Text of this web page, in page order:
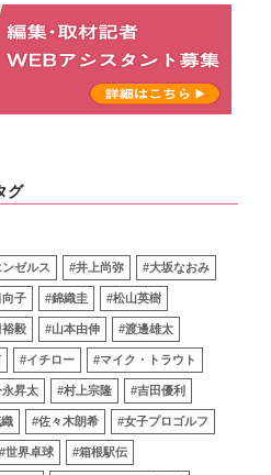
グ
ゼルス #井上尚弥 #大坂なおみ
向子 #錦織圭 #松山英樹
裕毅 #山本由伸 #渡邊雄太
#イチロー #マイク・トラウト
永昇太 #村上宗隆 #吉田優利
#佐々木朗希 #女子プロゴルフ
#世界卓球 #箱根駅伝